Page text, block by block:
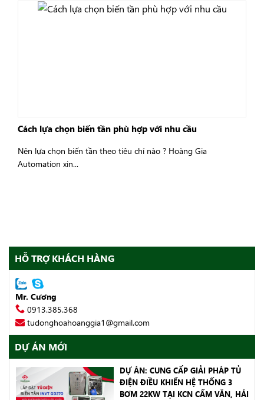
Cách lựa chọn biến tần phù hợp với nhu cầu
Nên lựa chọn biến tần theo tiêu chí nào ? Hoàng Gia
Automation xin...
HỖ TRỢ KHÁCH HÀNG
Mr. Cương
0913.385.368
tudonghoahoanggia1@gmail.com
DỰ ÁN MỚI
DỰ ÁN: CUNG CẤP GIẢI PHÁP TỦ
ĐIỆN ĐIỀU KHIỂN HỆ THỐNG 3
BƠM 22KW TẠI KCN CẨM VĂN, HẢI